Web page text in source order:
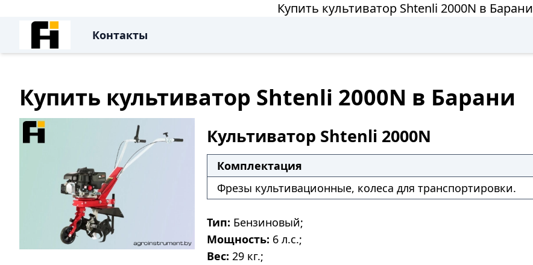
Купить культиватор Shtenli 2000N в Барани
Контакты
Купить культиватор Shtenli 2000N в Барани
Культиватор Shtenli 2000N
Комплектация
Фрезы культивационные, колеса для транспортировки.
Тип: Бензиновый;
Мощность: 6 л.с.;
Вес: 29 кг.;